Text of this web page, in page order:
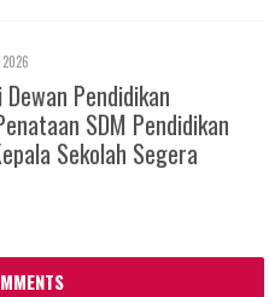
Pendidikan
SDM Pendidikan
Sekolah Segera